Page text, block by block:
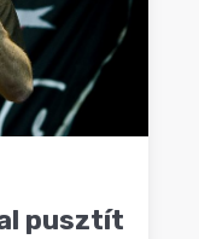
pusztít